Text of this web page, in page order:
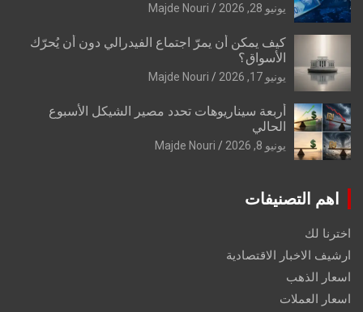
يونيو 28, 2026 Majde Nouri
كيف يمكن أن يمرّ اجتماع الفيدرالي دون أن يُحرّك
الأسواق؟
يونيو 17, 2026 Majde Nouri
أربعة سيناريوهات تحدد مصير الشيكل الأسبوع
الحالي
يونيو 8, 2026 Majde Nouri
اهم التصنيفات
اخترنا لك
ارشيف الاخبار الاقتصادية
اسعار الذهب
اسعار العملات